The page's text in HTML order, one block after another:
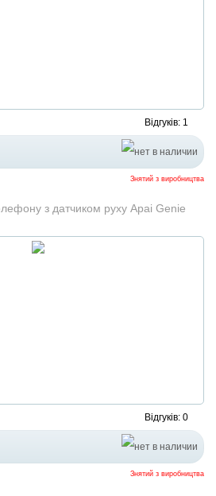
Відгуків: 1
Знятий з виробництва
з датчиком руху Apai Genie
Відгуків: 0
Знятий з виробництва